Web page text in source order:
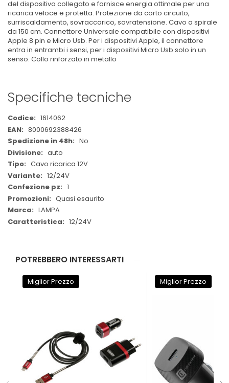
del dispositivo collegato e fornisce energia ottimale per una
ricarica veloce e protetta. Protezione da corto circuito,
surriscaldamento, sovraccarico, sovratensione. Cavo a spirale
da 150 cm. Connettore Universale compatibile con dispositivi
Apple 8 pin e Micro Usb. Per i dispositivi Apple, il connettore
entra in entrambi i sensi, per i dispositivi Micro Usb solo in un
senso. Collo rinforzato in metallo
Specifiche tecniche
Maggiori
Informazioni
1614062
8000692388426
No
auto
Cavo ricarica 12V
12/24V
1
Quasi esaurito
LAMPA
12/24V
POTREBBERO INTERESSARTI
Miglior Prezzo Miglior Prezzo